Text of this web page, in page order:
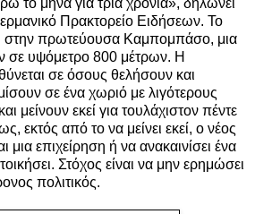
Πρακτορείο Ειδήσεων. Το
στην πρωτεύουσα Καμπομπάσο, μια
σε υψόμετρο 800 μέτρων. Η
σε όσους θελήσουν και
σε ένα χωριό με λιγότερους
μείνουν εκεί για τουλάχιστον πέντε
εκτός από το να μείνει εκεί, ο νέος
μια επιχείρηση ή να ανακαινίσει ένα
Στόχος είναι να μην ερημώσει
πολιτικός.